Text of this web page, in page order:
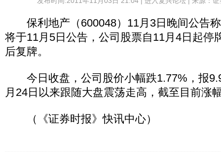
保利地产（600048）11月3日晚间公告称
将于11月5日公告，公司股票自11月4日起停
后复牌。
今日收盘，公司股价小幅跌1.77%，报
月24日以来跟随大盘震荡走高，截至目前涨
（《证券时报》快讯中心）